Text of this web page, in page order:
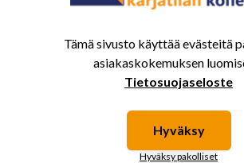
Tämä sivusto käyttää evästeitä
asiakaskokemuksen
Tietosuojaseloste
Hyväksy
Hyväksy pakolliset